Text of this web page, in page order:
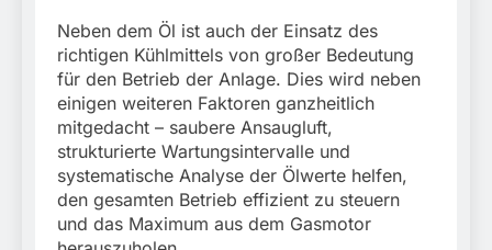
Neben dem Öl ist auch der Einsatz des
richtigen Kühlmittels von großer Bedeutung
für den Betrieb der Anlage. Dies wird neben
einigen weiteren Faktoren ganzheitlich
mitgedacht – saubere Ansaugluft,
strukturierte Wartungsintervalle und
systematische Analyse der Ölwerte helfen,
den gesamten Betrieb effizient zu steuern
und das Maximum aus dem Gasmotor